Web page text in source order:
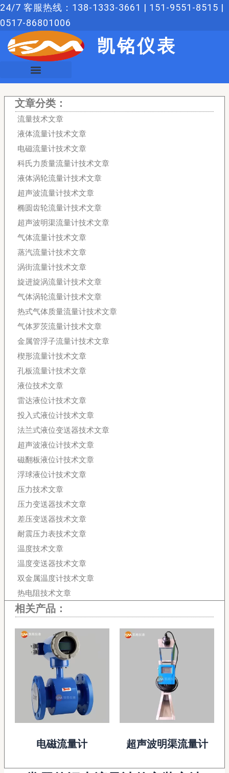
跳
至
24/7 客服热线：138-1333-3661 | 151-9551-8515 |
0517-86801006
凯铭仪表
文章分类：
流量技术文章
液体流量计技术文章
电磁流量计技术文章
科氏力质量流量计技术文章
液体涡轮流量计技术文章
超声波流量计技术文章
椭圆齿轮流量计技术文章
超声波明渠流量计技术文章
气体流量计技术文章
蒸汽流量计技术文章
涡街流量计技术文章
旋进旋涡流量计技术文章
气体涡轮流量计技术文章
热式气体质量流量计技术文章
气体罗茨流量计技术文章
金属管浮子流量计技术文章
楔形流量计技术文章
孔板流量计技术文章
液位技术文章
雷达液位计技术文章
投入式液位计技术文章
法兰式液位变送器技术文章
超声波液位计技术文章
磁翻板液位计技术文章
浮球液位计技术文章
压力技术文章
压力变送器技术文章
差压变送器技术文章
耐震压力表技术文章
温度技术文章
温度变送器技术文章
双金属温度计技术文章
热电阻技术文章
相关产品：
电磁流量计 超声波明渠流量计